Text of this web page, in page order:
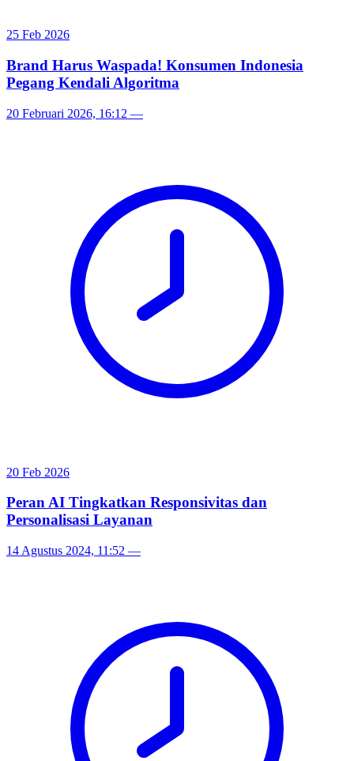
25 Feb 2026
Brand Harus Waspada! Konsumen Indonesia
Pegang Kendali Algoritma
20 Februari 2026, 16:12 —
20 Feb 2026
Peran AI Tingkatkan Responsivitas dan
Personalisasi Layanan
14 Agustus 2024, 11:52 —